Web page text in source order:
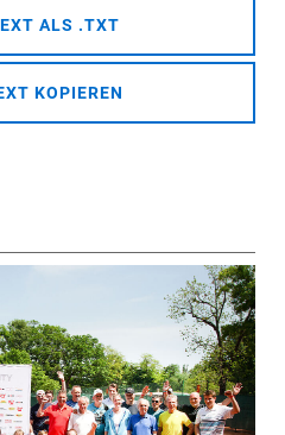
ALS .TXT
KOPIEREN